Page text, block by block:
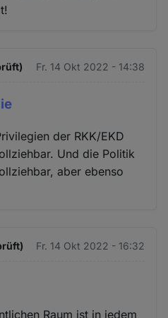
Fr. 14 Okt 2022 - 14:38
der RKK/EKD
Und die Politik
aber ebenso
Fr. 14 Okt 2022 - 16:32
Raum ist in jedem